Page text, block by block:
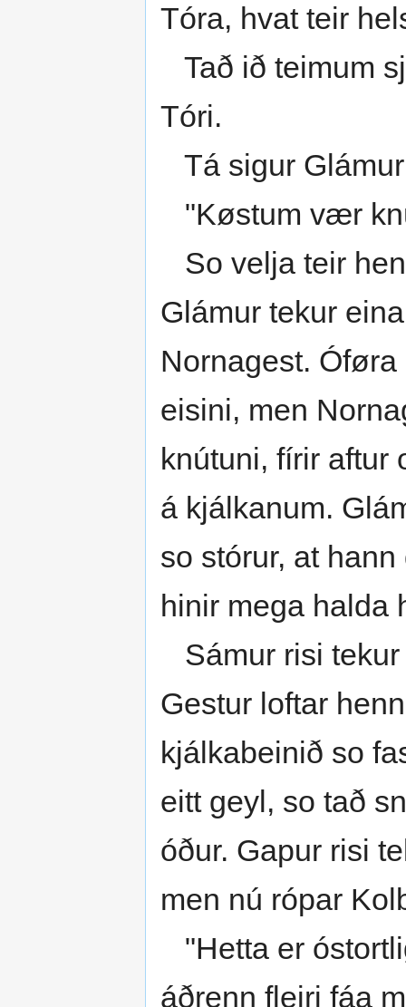
Tóra, hvat teir
Tað ið teimum
Tóri.
Tá sigur
"Køstum vær
So velja teir
Glámur tekur
Nornagest.
eisini, men
knútuni, fírir aftur
á kjálkanum.
so stórur, at
hinir mega halda
Sámur risi
Gestur loftar
kjálkabeinið so
eitt geyl, so tað
óður. Gapur risi
men nú rópar
"Hetta er
áðrenn fleiri fáa